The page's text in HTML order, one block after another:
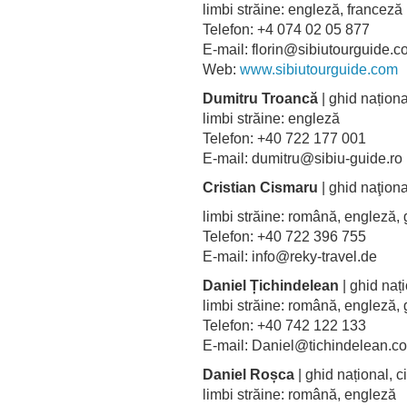
limbi străine: engleză, franceză
Telefon: +4 074 02 05 877
E-mail:
Web: www.sibiutourguide.com
Dumitru Troancă | ghid
limbi străine: engleză
Telefon: +40 722 177 001
E-mail: dumitru@sibiu-
Cristian Cismaru | ghid
limbi străine: română,
Telefon: +40 722 396 755
E-mail: info@reky-travel.de
Daniel Țichindelean | ghid
limbi străine: română, engleză,
Telefon: +40 742 122 133
E-mail:
Daniel Roșca | ghid național,
limbi străine: română, engleză